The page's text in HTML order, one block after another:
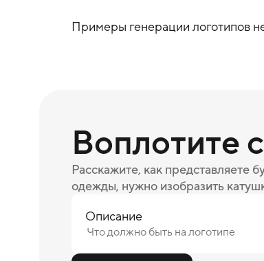
Примеры генерации логотипов
Воплотите
Расскажите, как представляете
одежды, нужно изобразить
Описание